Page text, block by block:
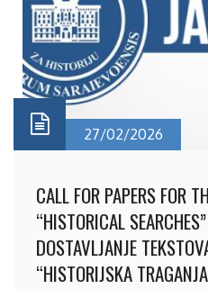
27/02/2026
CALL FOR PAPERS FOR
“HISTORICAL
DOSTAVLJANJE
“HISTORIJSKA